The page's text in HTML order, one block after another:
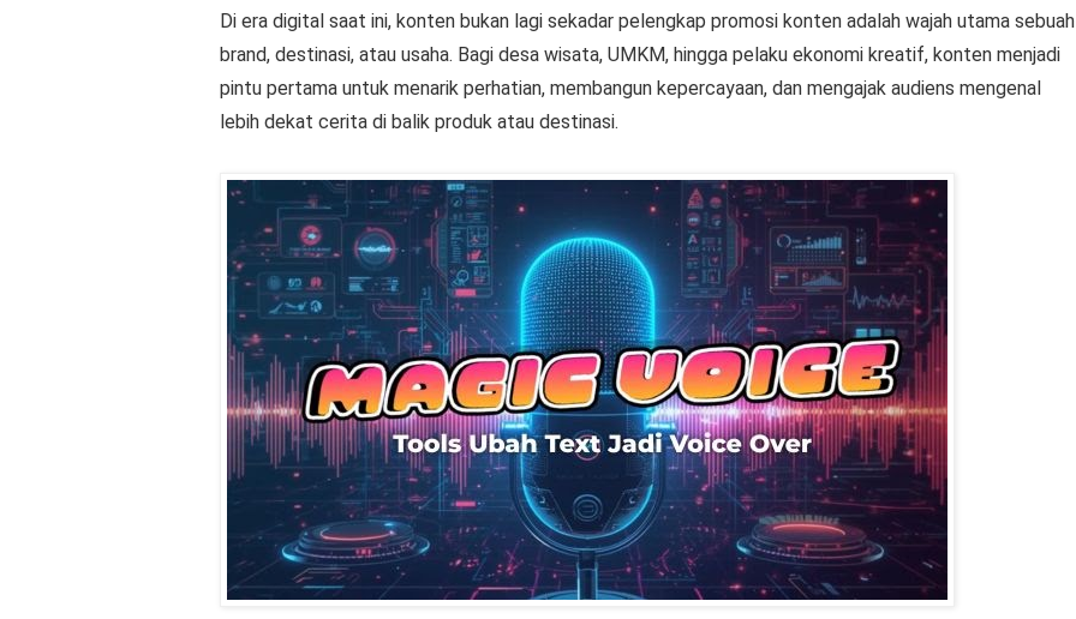
Di era digital saat ini, konten bukan lagi sekadar pelengkap promosi konten adalah wajah utama sebuah
brand, destinasi, atau usaha. Bagi desa wisata, UMKM, hingga pelaku ekonomi kreatif, konten menjadi
pintu pertama untuk menarik perhatian, membangun kepercayaan, dan mengajak audiens mengenal
lebih dekat cerita di balik produk atau destinasi.